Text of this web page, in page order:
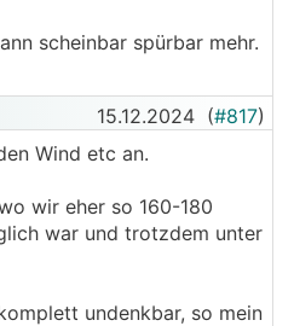
scheinbar spürbar mehr.
15.12.2024 (#817)
Wind etc an.
wir eher so 160-180
war und trotzdem unter
undenkbar, so mein